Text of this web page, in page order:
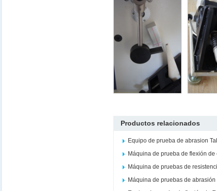
Productos relacionados
Equipo de prueba de abrasion
Máquina de prueba de flexión de
Máquina de pruebas de
Máquina de pruebas de